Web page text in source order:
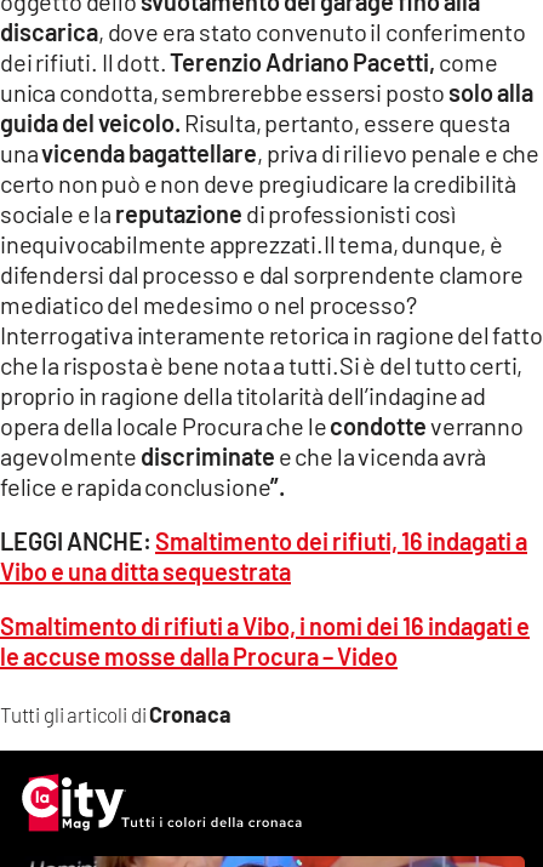
Tutti gli articoli diCronaca
discarica, dove era stato convenuto il conferimento
dei rifiuti. Il dott.Terenzio Adriano Pacetti, come
unica condotta, sembrerebbe essersi posto solo alla
guida del veicolo. Risulta, pertanto, essere questa
unavicenda bagattellare, priva di rilievo penale e che
certo non può e non deve pregiudicare la credibilità
sociale e la reputazione di professionisti così
inequivocabilmente apprezzati.Il tema, dunque, è
difendersi dal processo e dal sorprendente clamore
mediatico del medesimo o nel processo?
Interrogativa interamente retorica in ragione del fatto
che la risposta è bene nota a tutti.Si è del tutto certi,
proprio in ragione della titolarità dell’indagine ad
opera della locale Procura che lecondotteverranno
agevolmente discriminate e che la vicenda avrà
felice e rapida conclusione”.
LEGGI ANCHE: Smaltimento dei rifiuti, 16 indagati a
Vibo e una ditta sequestrata
Smaltimento di rifiuti a Vibo, i nomi dei 16 indagati e
le accuse mosse dalla Procura – Video